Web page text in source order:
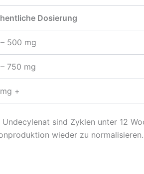
Dosierung
500 mg
750 mg
+
sind Zyklen unter 12
wieder zu normalisieren.